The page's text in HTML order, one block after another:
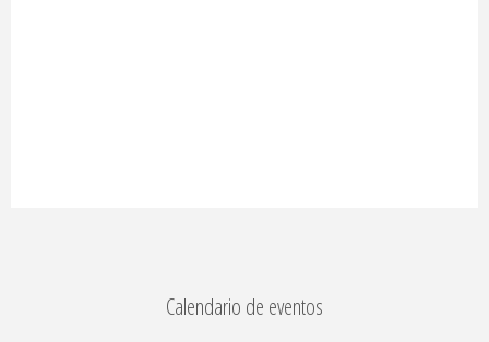
Calendario de eventos